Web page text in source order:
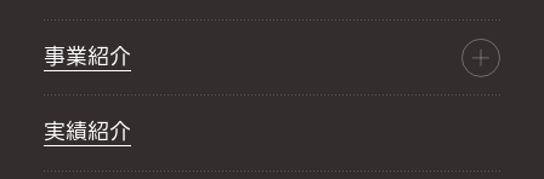
事業紹介
実績紹介